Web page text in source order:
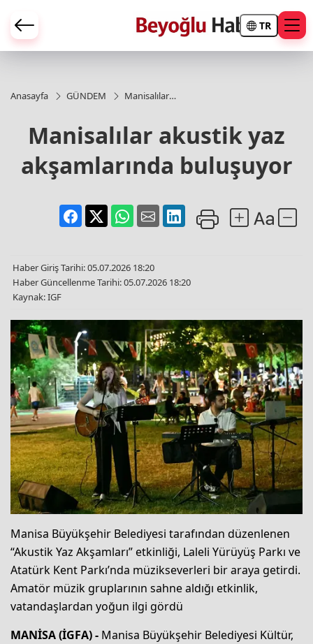
TR
Anasayfa GÜNDEM
Manisalılar
buluşuyor
Manisalılar akustik yaz
akşamlarında buluşuyor
Haber Giriş Tarihi: 05.07.2026 18:20
Haber Güncellenme Tarihi: 05.07.2026 18:20
Kaynak: IGF
Manisa Büyükşehir Belediyesi tarafından düzenlenen
“Akustik Yaz Akşamları” etkinliği, Laleli Yürüyüş Parkı ve
Atatürk Kent Parkı’nda müzikseverleri bir araya getirdi.
Amatör müzik gruplarının sahne aldığı etkinlik,
vatandaşlardan yoğun ilgi gördü
MANİSA (İGFA) - Manisa Büyükşehir Belediyesi Kültür,